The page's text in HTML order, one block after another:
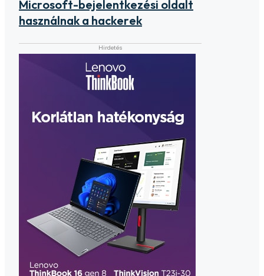
Microsoft-bejelentkezési oldalt
használnak a hackerek